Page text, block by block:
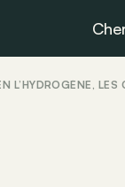
L’HYDROGÈNE,